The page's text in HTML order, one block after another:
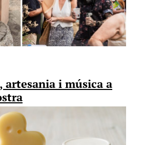
artesania i música a